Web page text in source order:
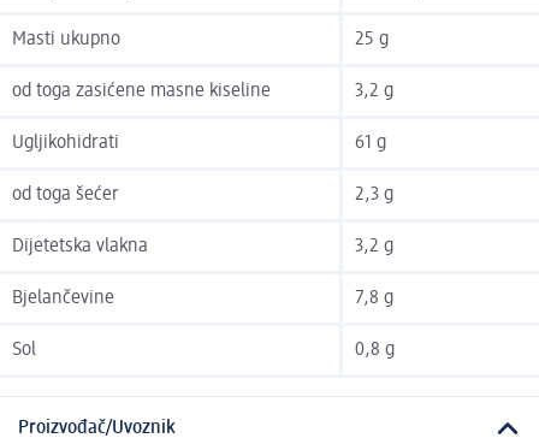
Masti ukupno 25 g
od toga zasićene masne kiseline 3,2 g
Ugljikohidrati 61 g
od toga šećer 2,3 g
Dijetetska vlakna 3,2 g
Bjelančevine 7,8 g
Sol 0,8 g
Proizvođač/Uvoznik